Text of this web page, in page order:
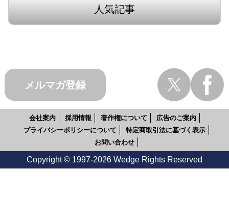
人気記事
メルマガ登録
会社案内 採用情報 著作権について
広告のご案内
プライバシーポリシーについて
特定商取引法に基づく表示
お問い合わせ
Copyright © 1997-2026 Wedge Rights Reserved